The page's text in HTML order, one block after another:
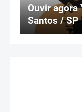
Ouvir agora
Santos / SP